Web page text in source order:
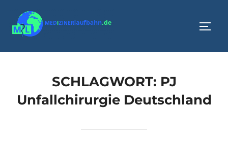
Inhalt
springen
SCHLAGWORT: PJ
Unfallchirurgie Deutschland